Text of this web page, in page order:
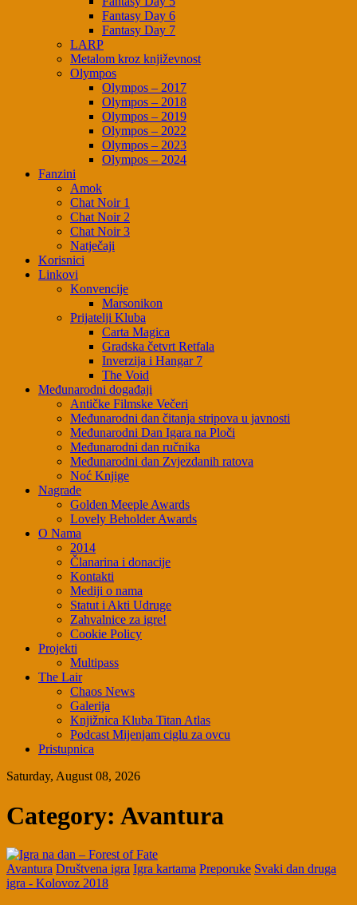
Fantasy Day 6
Fantasy Day 7
LARP
Metalom kroz književnost
Olympos
Olympos – 2017
Olympos – 2018
Olympos – 2019
Olympos – 2022
Olympos – 2023
Olympos – 2024
Fanzini
Amok
Chat Noir 1
Chat Noir 2
Chat Noir 3
Natječaji
Korisnici
Linkovi
Konvencije
Marsonikon
Prijatelji Kluba
Carta Magica
Gradska četvrt Retfala
Inverzija i Hangar 7
The Void
Međunarodni događaji
Antičke Filmske Večeri
Međunarodni dan čitanja stripova u javnosti
Međunarodni Dan Igara na Ploči
Međunarodni dan ručnika
Međunarodni dan Zvjezdanih ratova
Noć Knjige
Nagrade
Golden Meeple Awards
Lovely Beholder Awards
O Nama
2014
Članarina i donacije
Kontakti
Mediji o nama
Statut i Akti Udruge
Zahvalnice za igre!
Cookie Policy
Projekti
Multipass
The Lair
Chaos News
Galerija
Knjižnica Kluba Titan Atlas
Podcast Mijenjam ciglu za ovcu
Pristupnica
Saturday, August 08, 2026
Category: Avantura
Avantura Društvena igra Igra kartama Preporuke Svaki dan druga
igra - Kolovoz 2018